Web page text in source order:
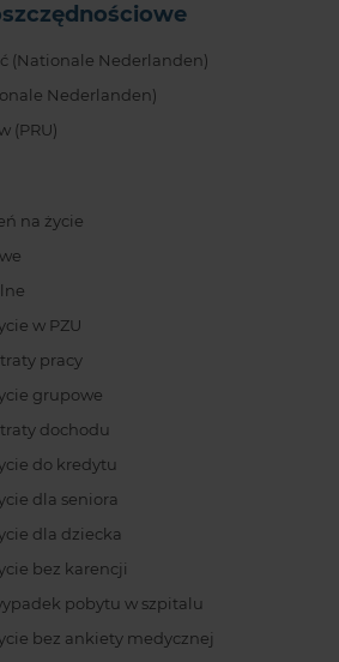
(Nationale Nederlanden)
Nederlanden)
(PRU)
na życie
w PZU
pracy
grupowe
dochodu
do kredytu
dla seniora
dla dziecka
bez karencji
pobytu w szpitalu
bez ankiety medycznej